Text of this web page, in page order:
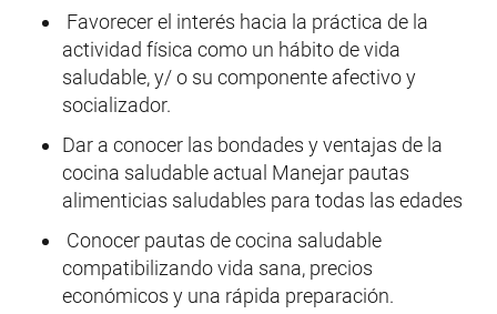
Favorecer el interés hacia la práctica de la
actividad física como un hábito de vida
saludable, y/ o su componente afectivo y
socializador.
Dar a conocer las bondades y ventajas de la
cocina saludable actual Manejar pautas
alimenticias saludables para todas las edades
Conocer pautas de cocina saludable
compatibilizando vida sana, precios
económicos y una rápida preparación.